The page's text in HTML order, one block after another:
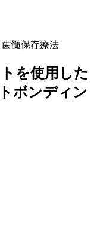
髄保存療法
を使用した
ボンディン